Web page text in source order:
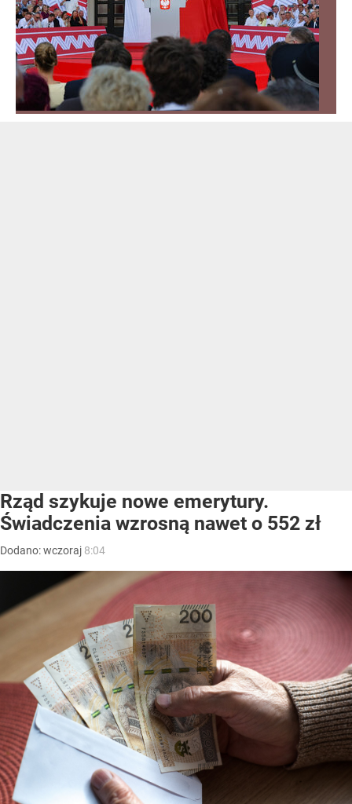
Rząd szykuje nowe emerytury.
Świadczenia wzrosną nawet o 552 zł
Dodano:wczoraj 8:04